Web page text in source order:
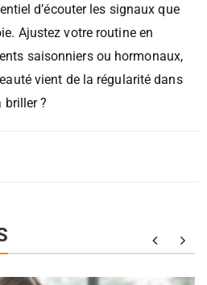
d’écouter les signaux que
Ajustez votre routine en
saisonniers ou hormonaux,
vient de la régularité dans
briller ?